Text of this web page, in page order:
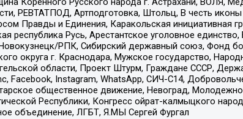
РЕВТАТПОД, Артподготовка, Штольц, В честь
Правды и Единения, Каракольская инициативная
республика Русь, Арестантское уголовное
РПК, Сибирский державный союз, Фонд
округа г. Краснодара, Мужское государство,
области, Проект Штурм, Граждане СССР,
Facebook, Instagram, WhatsApp, СИЧ-С14,
общественное движение, Невоград,
Республики, Конгресс ойрат-калмыцкого
объединение, ЛГБТ, Я.МЫ Сергей Фургал